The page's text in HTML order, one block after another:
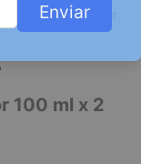
roll on ph 5.5 por
100 ml x 2
Enviar